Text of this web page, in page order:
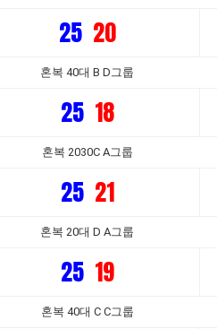
25 20
혼복 40대 B D그룹
25 18
혼복 2030C A그룹
25 21
혼복 20대 D A그룹
25 19
혼복 40대 C C그룹